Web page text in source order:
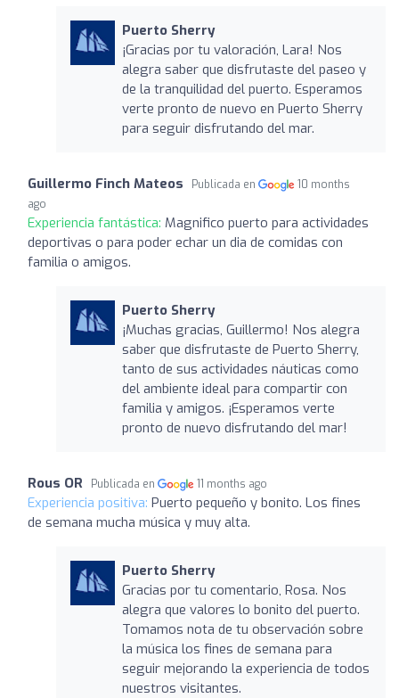
Puerto Sherry
¡Gracias por tu valoración, Lara! Nos
alegra saber que disfrutaste del paseo y
de la tranquilidad del puerto. Esperamos
verte pronto de nuevo en Puerto Sherry
para seguir disfrutando del mar.
Guillermo Finch Mateos Publicada en
10 months
ago
Experiencia fantástica: Magnifico puerto para actividades
deportivas o para poder echar un dia de comidas con
familia o amigos.
Puerto Sherry
¡Muchas gracias, Guillermo! Nos alegra
saber que disfrutaste de Puerto Sherry,
tanto de sus actividades náuticas como
del ambiente ideal para compartir con
familia y amigos. ¡Esperamos verte
pronto de nuevo disfrutando del mar!
Rous OR Publicada en 11 months ago
Experiencia positiva: Puerto pequeño y bonito. Los fines
de semana mucha música y muy alta.
Puerto Sherry
Gracias por tu comentario, Rosa. Nos
alegra que valores lo bonito del puerto.
Tomamos nota de tu observación sobre
la música los fines de semana para
seguir mejorando la experiencia de todos
nuestros visitantes.